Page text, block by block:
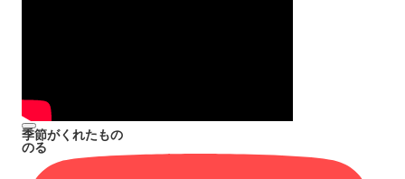
季節がくれたもの
のる